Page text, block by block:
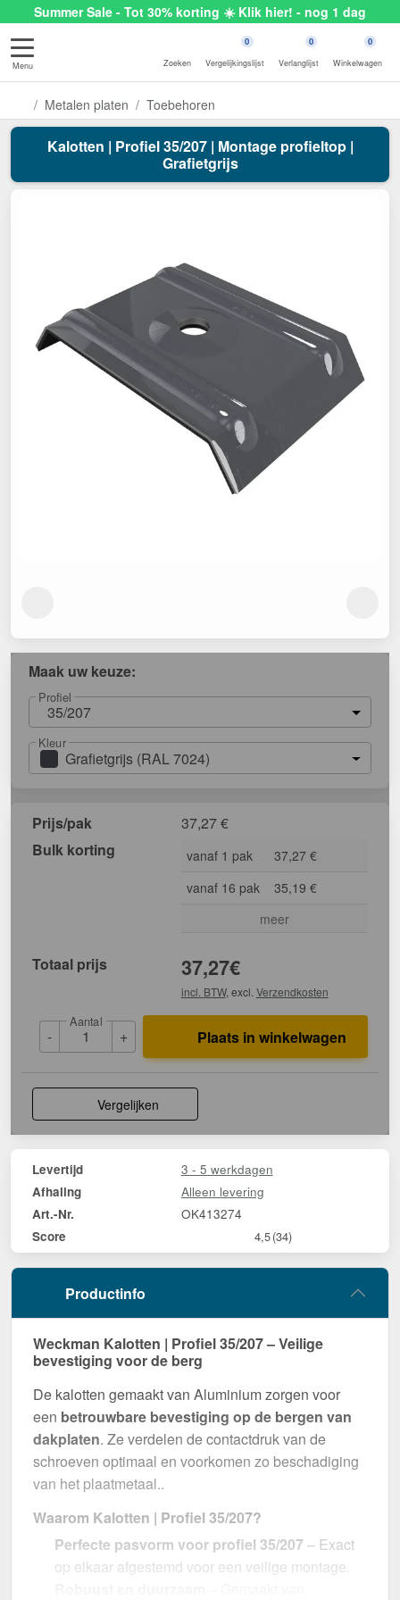
Summer Sale - Tot 30% korting ☀️ Klik hier! - nog 1 dag
Menu Zoeken
0
Vergelijkingslijst
0
Verlanglijst
0
Winkelwagen
Metalen platen Toebehoren
Kalotten | Profiel 35/207 | Montage profieltop |
Grafietgrijs
Maak uw keuze:
Profiel
35/207
Kleur
Grafietgrijs (RAL 7024)
Prijs/pak 37,27€
Bulk korting
vanaf 1 pak
37,27 €
vanaf 16 pak
35,19 €
meer
Totaal prijs 37,27€
incl. BTW, excl. Verzendkosten
-
Aantal
+ Plaats in winkelwagen
Vergelijken
Levertijd 3 - 5 werkdagen
Afhaling Alleen levering
Art.-Nr. OK413274
Score 4,5(34)
Productinfo
Weckman Kalotten | Profiel 35/207 – Veilige
bevestiging voor de berg
De kalotten gemaakt van Aluminium zorgen voor
een betrouwbare bevestiging op de bergen van
dakplaten. Ze verdelen de contactdruk van de
schroeven optimaal en voorkomen zo beschadiging
van het plaatmetaal..
Waarom Kalotten | Profiel 35/207?
Perfecte pasvorm voor profiel 35/207 – Exact
op elkaar afgestemd voor een veilige montage.